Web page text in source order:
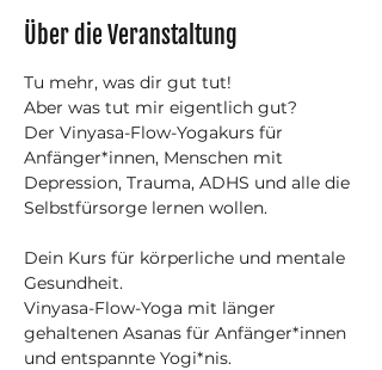
Über die Veranstaltung
Tu mehr, was dir gut tut!
Aber was tut mir eigentlich gut?
Der Vinyasa-Flow-Yogakurs für
Anfänger*innen, Menschen mit
Depression, Trauma, ADHS und alle die
Selbstfürsorge lernen wollen.
Dein Kurs für körperliche und mentale
Gesundheit.
Vinyasa-Flow-Yoga mit länger
gehaltenen Asanas für Anfänger*innen
und entspannte Yogi*nis.